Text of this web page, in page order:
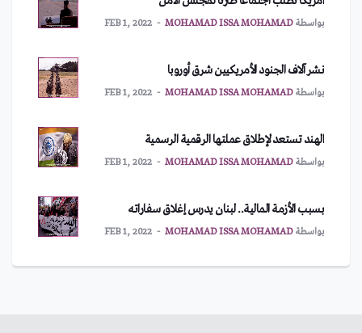
بواسطةMOHAMAD ISSA MOHAMAD
FEB 1, 2022
نشر آلاف الجنود الأمريكيين شرق أوروبا
بواسطةMOHAMAD ISSA MOHAMAD
FEB 1, 2022
الهند تستعد لإطلاق عملتها الرقمية الرسمية
بواسطةMOHAMAD ISSA MOHAMAD
FEB 1, 2022
بسبب الأزمة المالية.. لبنان يدرس إغلاق سفاراته
بواسطةMOHAMAD ISSA MOHAMAD
FEB 1, 2022